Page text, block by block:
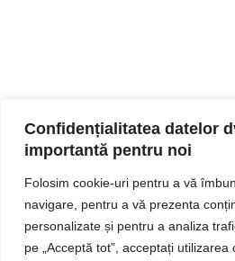
Confidențialitatea datelor
importantă pentru noi
Folosim cookie-uri pentru a vă
navigare, pentru a vă prezenta
personalizate și pentru a analiza
pe „Acceptă tot”, acceptați utilizarea